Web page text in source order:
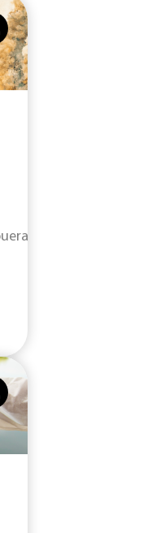
pas uniquement